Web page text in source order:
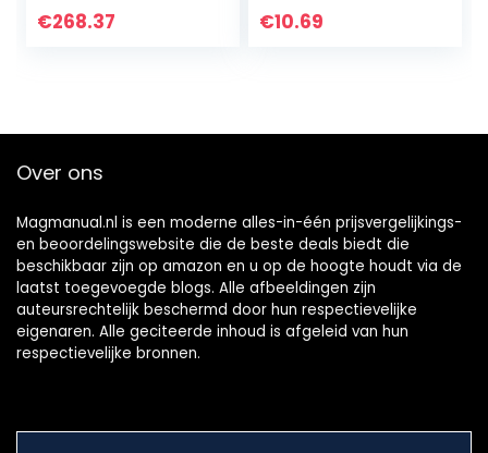
Schakelaar 1 2v
€268.37
dapter voor
€10.69
Over ons
Magmanual.nl is een moderne alles-in-één prijsvergelijkings-
en beoordelingswebsite die de beste deals biedt die
beschikbaar zijn op amazon en u op de hoogte houdt via de
laatst toegevoegde blogs. Alle afbeeldingen zijn
auteursrechtelijk beschermd door hun respectievelijke
eigenaren. Alle geciteerde inhoud is afgeleid van hun
respectievelijke bronnen.